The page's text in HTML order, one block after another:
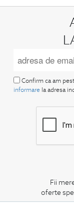
Confirm ca am
informare la adresa
Fii
oferte